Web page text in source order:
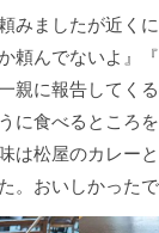
みましたが近く
頼んでないよ』
親に報告してく
に食べるところ
は松屋のカレー
。おいしかったで